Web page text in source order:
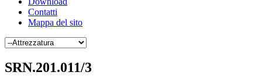
Contatti
Mappa del sito
SRN.201.011/3